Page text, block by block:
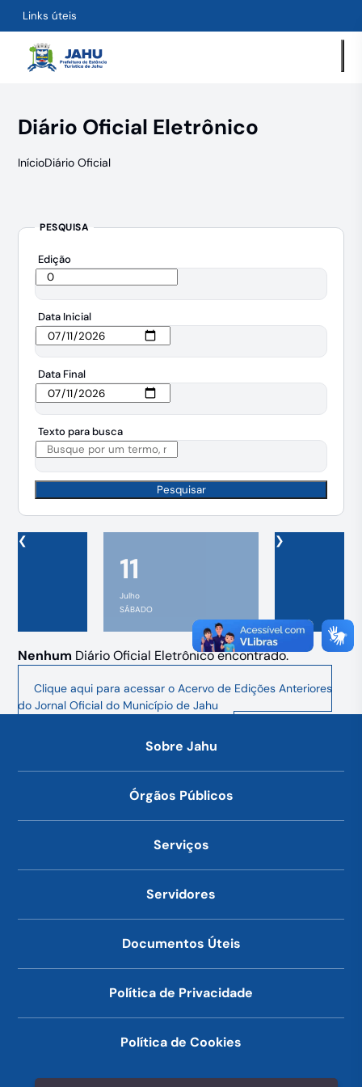
Links úteis
Diário Oficial Eletrônico
InícioDiário Oficial
PESQUISA
Edição
Data Inicial
Data Final
Texto para busca
Pesquisar
❮
11
Julho
SÁBADO
❯
Nenhum Diário Oficial Eletrônico encontrado.
Clique aqui para acessar o Acervo de Edições Anteriores
do Jornal Oficial do Município de Jahu
Sobre Jahu
Órgãos Públicos
Serviços
Servidores
Documentos Úteis
Política de Privacidade
Política de Cookies